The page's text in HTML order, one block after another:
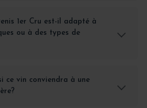
1er Cru est-il adapté à
ou à des types de
ce vin conviendra à une